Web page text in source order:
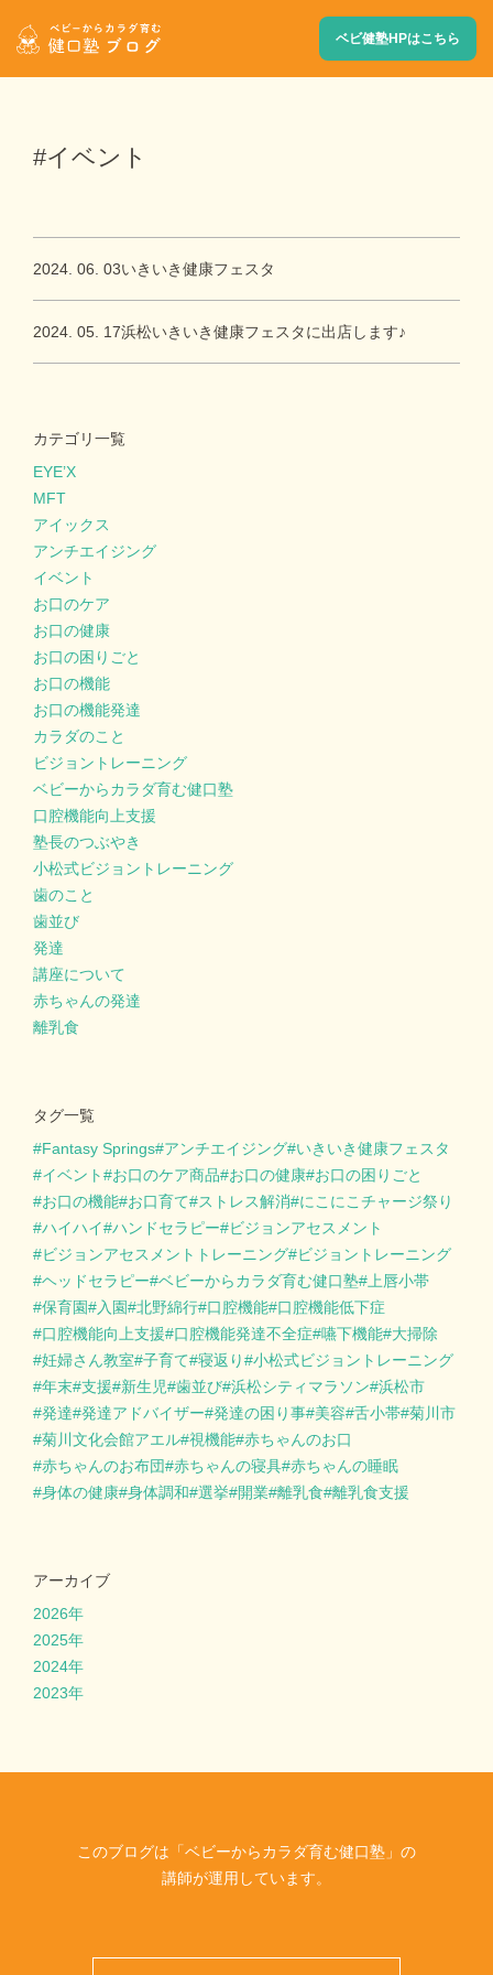
ベビ健塾HPはこちら
#イベント
2024. 06. 03いきいき健康フェスタ
2024. 05. 17浜松いきいき健康フェスタに出店します♪
カテゴリ一覧
EYE’X
MFT
アイックス
アンチエイジング
イベント
お口のケア
お口の健康
お口の困りごと
お口の機能
お口の機能発達
カラダのこと
ビジョントレーニング
ベビーからカラダ育む健口塾
口腔機能向上支援
塾長のつぶやき
小松式ビジョントレーニング
歯のこと
歯並び
発達
講座について
赤ちゃんの発達
離乳食
タグ一覧
Fantasy Springs アンチエイジング いきいき健康フェスタ
イベント
お口のケア商品 お口の健康 お口の困りごと
お口の機能 お口育て ストレス解消
にこにこチャージ祭り
ハイハイ
ハンドセラピー
ビジョンアセスメント
ビジョンアセスメントトレーニング
ビジョントレーニング
ヘッドセラピー ベビーからカラダ育む健口塾
上唇小帯
保育園
入園 北野綿行 口腔機能 口腔機能低下症
口腔機能向上支援
口腔機能発達不全症 嚥下機能 大掃除
妊婦さん教室 子育て 寝返り
小松式ビジョントレーニング
年末 支援 新生児 歯並び 浜松シティマラソン 浜松市
発達 発達アドバイザー 発達の困り事 美容 舌小帯 菊川市
菊川文化会館アエル 視機能 赤ちゃんのお口
赤ちゃんのお布団
赤ちゃんの寝具 赤ちゃんの睡眠
身体の健康 身体調和 選挙 開業 離乳食 離乳食支援
アーカイブ
2026年
2025年
2024年
2023年
このブログは「ベビーからカラダ育む健口塾」の
講師が運用しています。